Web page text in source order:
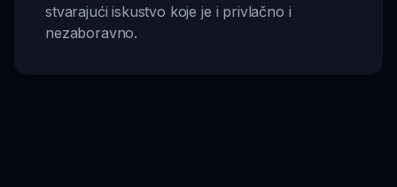
stvarajući iskustvo koje je i privlačno i
nezaboravno.